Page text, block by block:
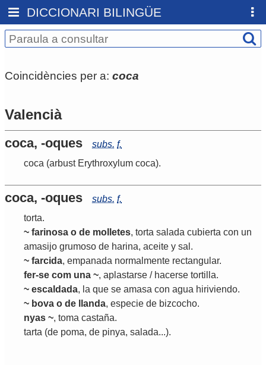
DICCIONARI BILINGÜE
Coincidències per a: coca
Valencià
coca, -oques subs. f.
coca (arbust Erythroxylum coca).
coca, -oques subs. f.
torta.
~ farinosa o de molletes, torta salada cubierta con un
amasijo grumoso de harina, aceite y sal.
~ farcida, empanada normalmente rectangular.
fer-se com una ~, aplastarse / hacerse tortilla.
~ escaldada, la que se amasa con agua hiriviendo.
~ bova o de llanda, especie de bizcocho.
nyas ~, toma castaña.
tarta (de poma, de pinya, salada...).